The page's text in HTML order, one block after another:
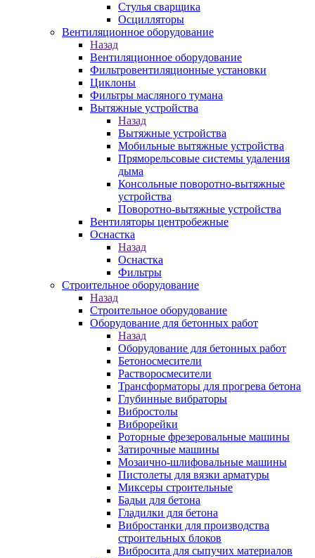
Стулья сварщика
Осцилляторы
Вентиляционное оборудование
Назад
Вентиляционное оборудование
Фильтровентиляционные установки
Циклоны
Фильтры масляного тумана
Вытяжные устройства
Назад
Вытяжные устройства
Мобильные вытяжные устройства
Пряморельсовые системы удаления
дыма
Консольные поворотно-вытяжные
устройства
Поворотно-вытяжные устройства
Вентиляторы центробежные
Оснастка
Назад
Оснастка
Фильтры
Строительное оборудование
Назад
Строительное оборудование
Оборудование для бетонных работ
Назад
Оборудование для бетонных работ
Бетоносмесители
Растворосмесители
Трансформаторы для прогрева бетона
Глубинные вибраторы
Вибростолы
Виброрейки
Роторные фрезеровальные машины
Затирочные машины
Мозаично-шлифовальные машины
Пистолеты для вязки арматуры
Миксеры строительные
Бадьи для бетона
Гладилки для бетона
Вибростанки для производства
строительных блоков
Вибросита для сыпучих материалов